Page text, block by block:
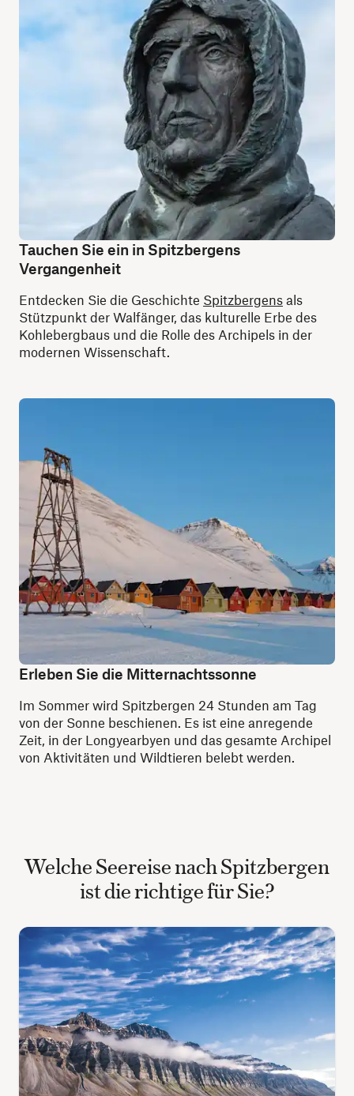
Tauchen Sie ein in Spitzbergens
Vergangenheit
Entdecken Sie die Geschichte Spitzbergens als
Stützpunkt der Walfänger, das kulturelle Erbe des
Kohlebergbaus und die Rolle des Archipels in der
modernen Wissenschaft.
Erleben Sie die Mitternachtssonne
Im Sommer wird Spitzbergen 24 Stunden am Tag
von der Sonne beschienen. Es ist eine anregende
Zeit, in der Longyearbyen und das gesamte Archipel
von Aktivitäten und Wildtieren belebt werden.
Welche Seereise nach Spitzbergen
ist die richtige für Sie?